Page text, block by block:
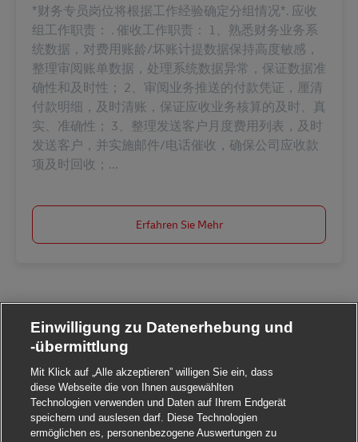
*财务专员岗位将根据工作经验确定分组情况*. 应收
组工作职责： . 催收工作职责： 1、熟悉财务业务系
统数据，对费用账龄/坏账计提数据保持高度敏感，
整理审阅账单数据，处理系统数据异常，保证数据准
确性和及时性； 2、审阅业务推送的付款凭证，厘清
付款明细，及时清账，保证应收业务核算的及时、真
实、准确性； 3、整理发送客户月度费用列表，及时
发送客户，并实施邮件/电话催收，确保公司应收款
项及时回收；...
Erfahren Sie Mehr
Einwilligung zu Datenerhebung und
-übermittlung
Mit Klick auf „Alle akzeptieren” willigen Sie ein, dass
diese Webseite die von Ihnen ausgewählten
Technologien verwenden und Daten auf Ihrem Endgerät
speichern und auslesen darf. Diese Technologien
ermöglichen es, personenbezogene Auswertungen zu